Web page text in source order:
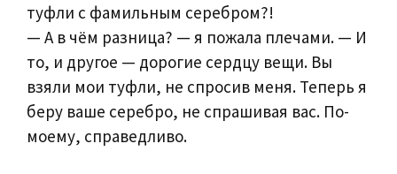
туфли с фамильным серебром?!
— А в чём разница? — я пожала плечами. — И
то, и другое — дорогие сердцу вещи. Вы
взяли мои туфли, не спросив меня. Теперь я
беру ваше серебро, не спрашивая вас. По-
моему, справедливо.